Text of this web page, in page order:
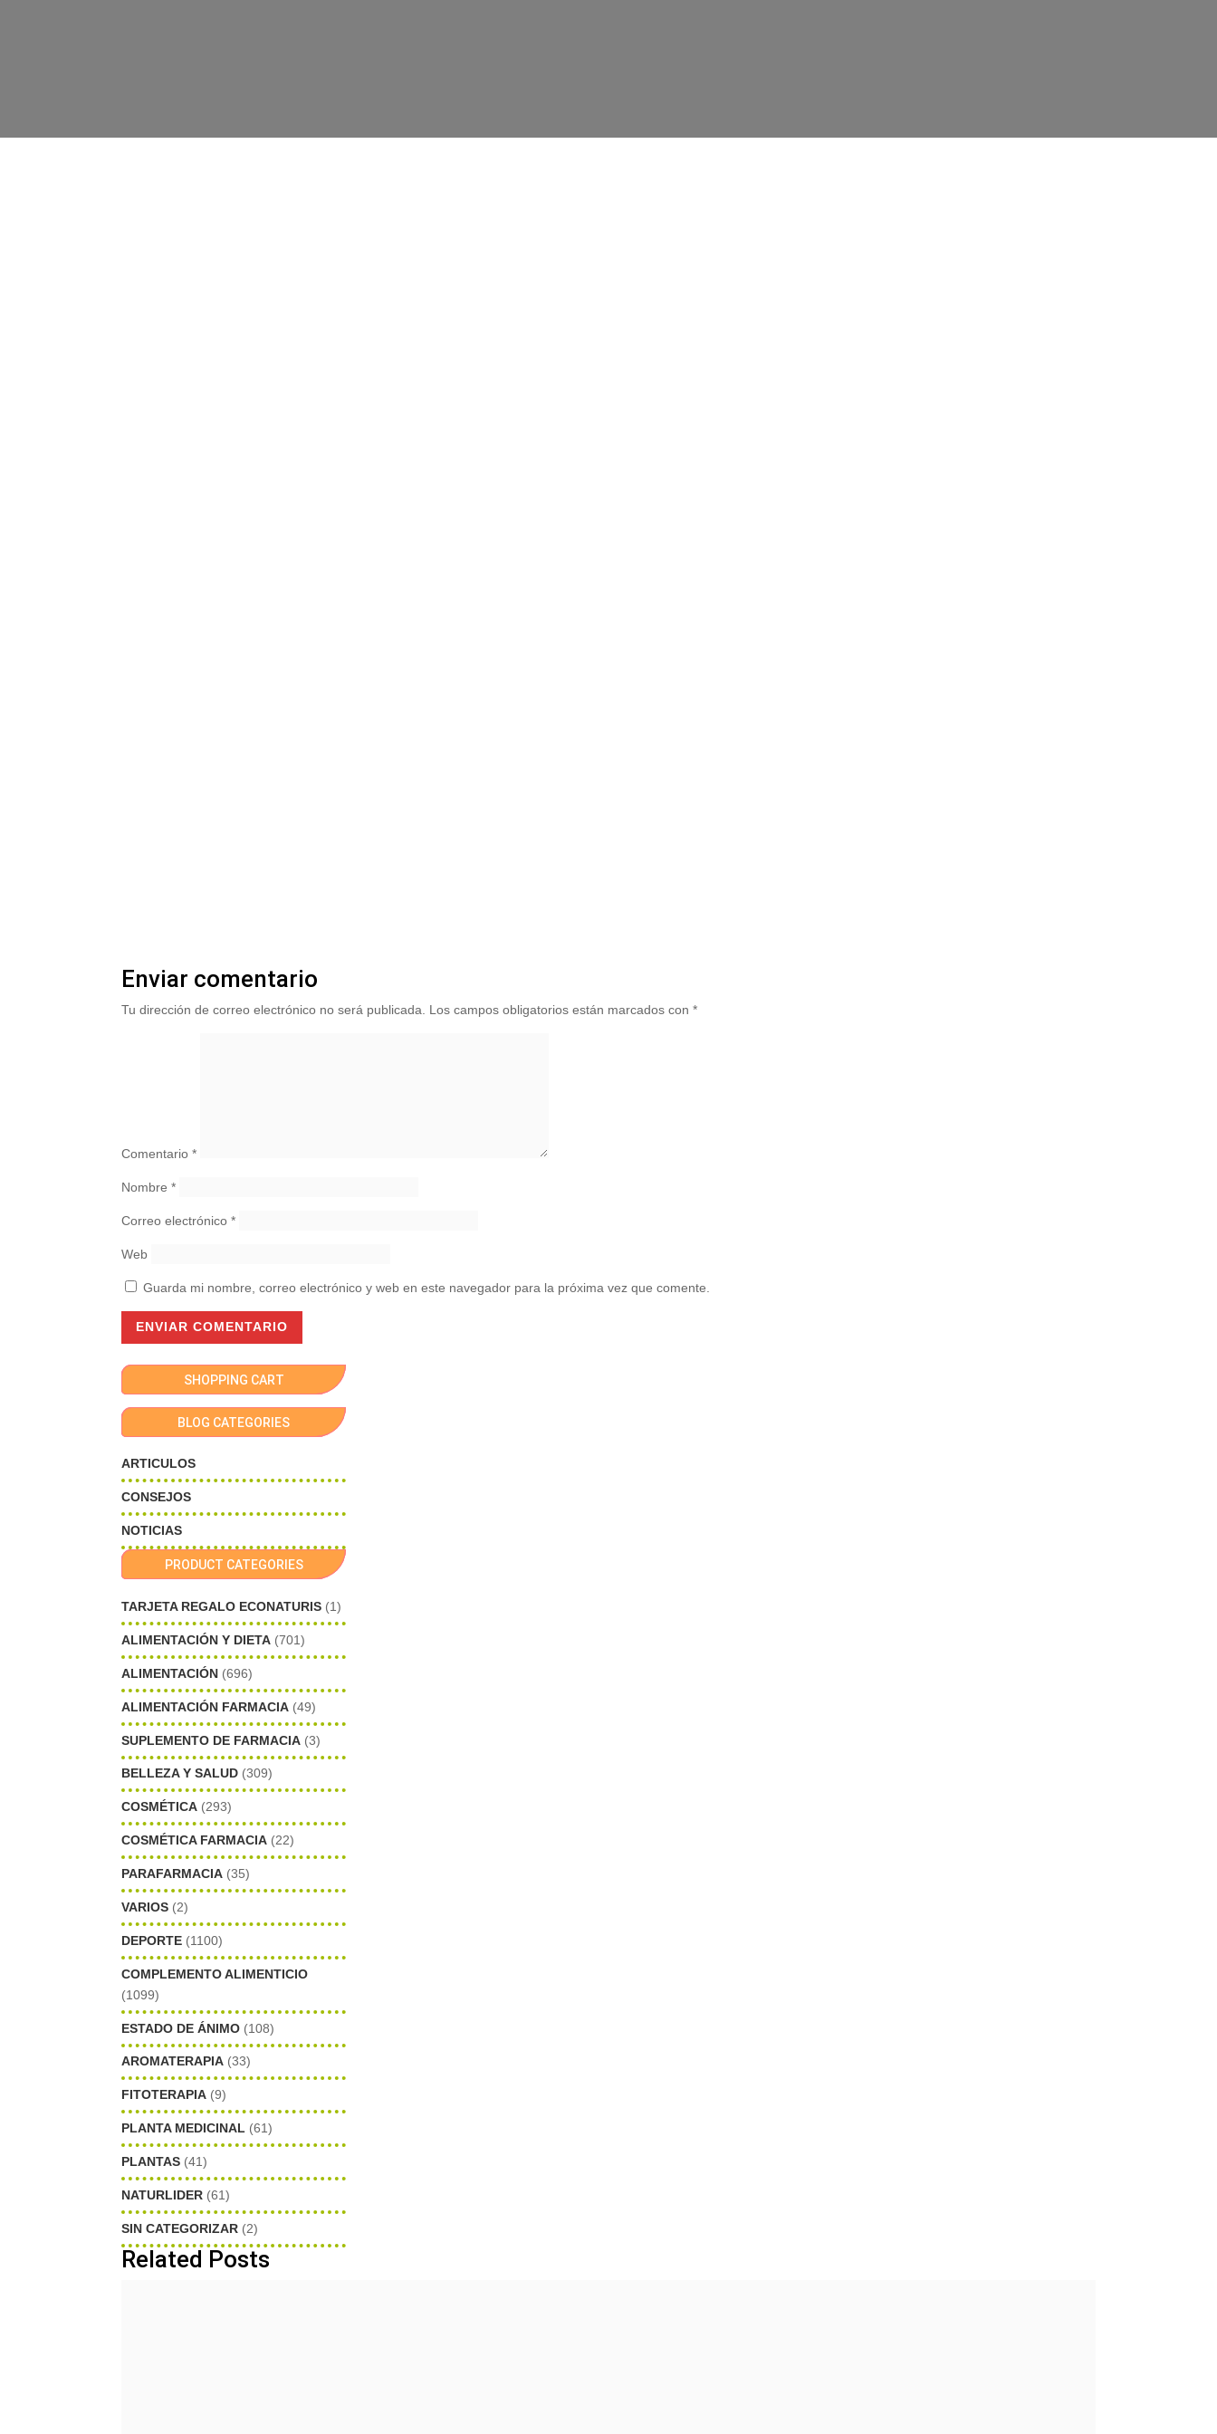
Enviar comentario
Tu dirección de correo electrónico no será publicada. Los campos obligatorios están marcados con*
Comentario*
Nombre*
Correo electrónico*
Web
Guarda mi nombre, correo electrónico y web en este navegador para la próxima vez que comente.
SHOPPING CART
BLOG CATEGORIES
ARTICULOS
CONSEJOS
NOTICIAS
PRODUCT CATEGORIES
TARJETA REGALO ECONATURIS (1)
ALIMENTACIÓN Y DIETA (701)
ALIMENTACIÓN (696)
ALIMENTACIÓN FARMACIA (49)
SUPLEMENTO DE FARMACIA (3)
BELLEZA Y SALUD (309)
COSMÉTICA (293)
COSMÉTICA FARMACIA (22)
PARAFARMACIA (35)
VARIOS (2)
DEPORTE (1100)
COMPLEMENTO ALIMENTICIO
(1099)
ESTADO DE ÁNIMO (108)
AROMATERAPIA (33)
FITOTERAPIA (9)
PLANTA MEDICINAL (61)
PLANTAS (41)
NATURLIDER (61)
SIN CATEGORIZAR (2)
Related Posts